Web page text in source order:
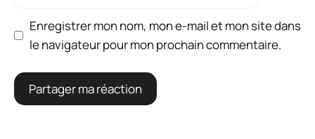
Enregistrer mon nom, mon e-mail et mon site dans
le navigateur pour mon prochain commentaire.